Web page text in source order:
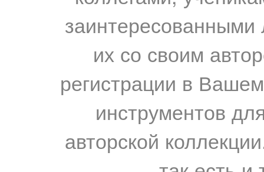
их со своим
регистрации в
инструментов
авторской